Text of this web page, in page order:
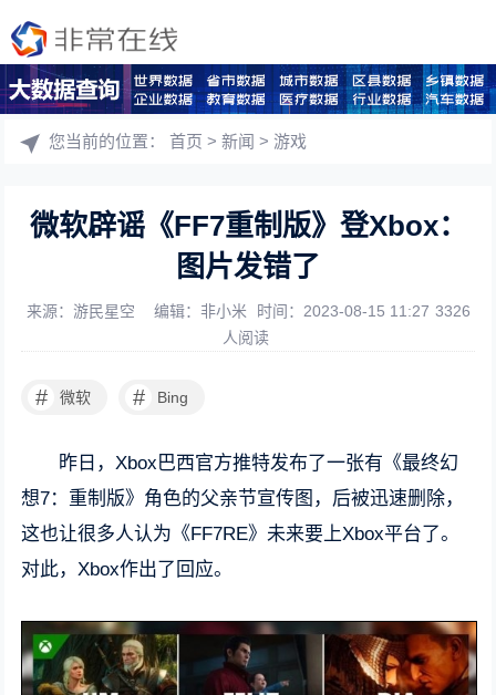
您当前的位置：首页 >新闻 > 游戏
微软辟谣《FF7重制版》登Xbox：
图片发错了
来源：游民星空 编辑：非小米 时间：2023-08-15 11:27 3326
人阅读
# 微软 # Bing
昨日，Xbox巴西官方推特发布了一张有《最终幻
想7：重制版》角色的父亲节宣传图，后被迅速删除，
这也让很多人认为《FF7RE》未来要上Xbox平台了。
对此，Xbox作出了回应。